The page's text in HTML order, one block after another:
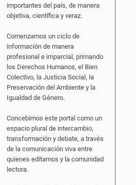
importantes del país, de manera
objetiva, científica y veraz.
Comenzamos un ciclo de
información de manera
profesional e imparcial, primando
los Derechos Humanos, el Bien
Colectivo, la Justicia Social, la
Preservación del Ambiente y la
Igualdad de Género.
Concebimos este portal como un
espacio plural de intercambio,
transformación y debate, a través
de la comunicación viva entre
quienes editamos y la comunidad
lectora.